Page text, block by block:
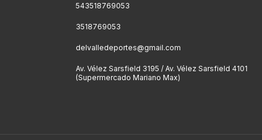
543518769053
3518769053
delvalledeportes@gmail.com
Av. Vélez Sarsfield 3195 / Av. Vélez Sarsfield 4101
(Supermercado Mariano Max)